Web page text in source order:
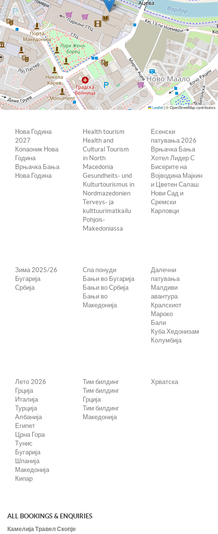
Leaflet|© OpenStreetMap contributors
Нова Година
2027
Копаоник Нова
Година
Врњачка Бања
Нова Година
Health tourism
Health and
Cultural Tourism
in North
Macedonia
Gesundheits- und
Kulturtourismus in
Nordmazedonien
Terveys- ja
kulttuurimatkailu
Pohjois-
Makedoniassa
Есенски
патувања 2026
Врњачка Бања
Хотел Лидер С
Бисерите на
Војводина Мајкин
и Цветен Салаш
Нови Сад и
Сремски
Карловци
Зима 2025/26
Бугарија
Србија
Спа понуди
Бањи во Бугарија
Бањи во Србија
Бањи во
Македонија
Далечни
патувања
Малдиви
авантура
Кралскиот
Мароко
Бали
Куба Хедонизам
Колумбија
Лето 2026
Грција
Италија
Турција
Албанија
Египет
Црна Гора
Tунис
Бугарија
Шпанија
Македонија
Кипар
Тим билдинг
Тим билдинг
Грција
Тим билдинг
Македонија
Хрватска
ALL BOOKINGS & ENQUIRIES
Камелија Травел Скопје